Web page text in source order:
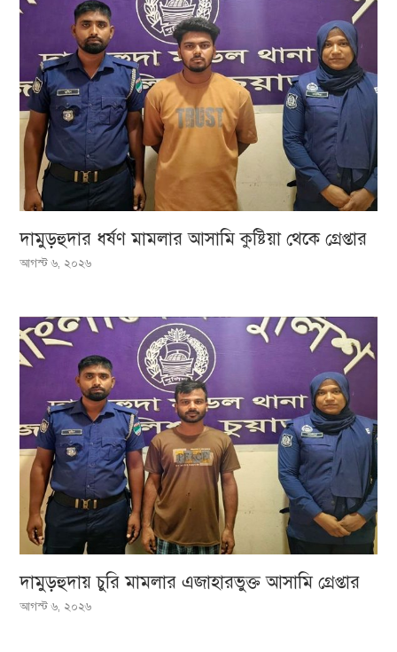
দামুড়হুদার ধর্ষণ মামলার আসামি কুষ্টিয়া থেকে গ্রেপ্তার
আগস্ট ৬, ২০২৬
দামুড়হুদায় চুরি মামলার এজাহারভুক্ত আসামি গ্রেপ্তার
আগস্ট ৬, ২০২৬